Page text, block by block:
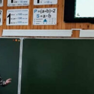
Клегг, Д.
Москва,